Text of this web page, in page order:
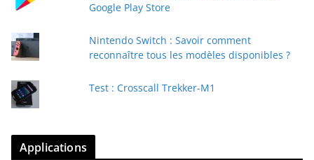
Google Play Store
Nintendo Switch : Savoir comment
reconnaître tous les modèles disponibles ?
Test : Crosscall Trekker-M1
Applications